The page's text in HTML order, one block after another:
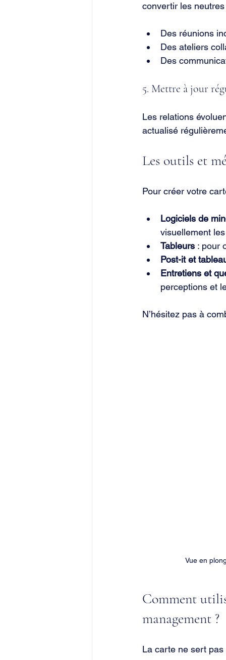
convertir les
Des réunions
Des ateliers
Des
5. Mettre à jour
Les relations
actualisé
Les outils et
Pour créer votre
Logiciels de
visuellement
Tableurs : pour
Post-it et
Entretiens et
perceptions et
N’hésitez pas à
Vue en
Comment
management ?
La carte ne sert